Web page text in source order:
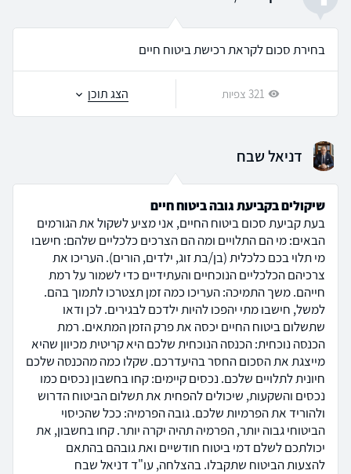
בחירת סכום לקראת רכישת ביטוח חיים
321 צפיות הצג תוכן
דניאל שבח
שיקולים בקביעת גובה ביטוח חיים
בעת קביעת סכום ביטוח החיים, אני מציע לשקול את הגורמים
הבאים: מי הם התלויים ומה הם הצרכים כלכליים שלהם: חישבו
מי תלוי בכם כלכלית (בן/בת זוג, ילדים, הורים). העריכו את
צרכיהם הכלכליים הנוכחיים והעתידיים כדי לשמור על רמת
חייהם. משך התמיכה: העריכו כמה זמן תצטרכו לתמוך בהם.
למשל, חישבו מתי יהפכו להיות ילדכם לבגירים. לכן ודאו
שתשלום ביטוח החיים יכסה את פרק הזמן המתאים. רמת
הכנסה נוכחית: הכנסה הנוכחית שלכם היא קריטית מכיוון שהיא
מייצגת את הסכום החסר בהיעדרכם. שקלו כמה מהכנסה שלכם
חיונית לתלויים שלכם. נכסים קיימים: קחו בחשבון נכסים כמו
נכסים והשקעות, שיכולים להפחית את תשלום הביטוח הדרוש
ולהוריד את הפרמיות שלכם. גובה הפרמיה: ככל שהכיסוי
הביטוחי גבוה יותר, הפרמיה תהיה יקרה יותר. קחו בחשבון, את
יכולתכם לשלם דמי ביטוח חודשיים ואת גובהם בהתאם
להצעות הביטוח שתקבלו. בהצלחה, עו"ד דניאל שבח